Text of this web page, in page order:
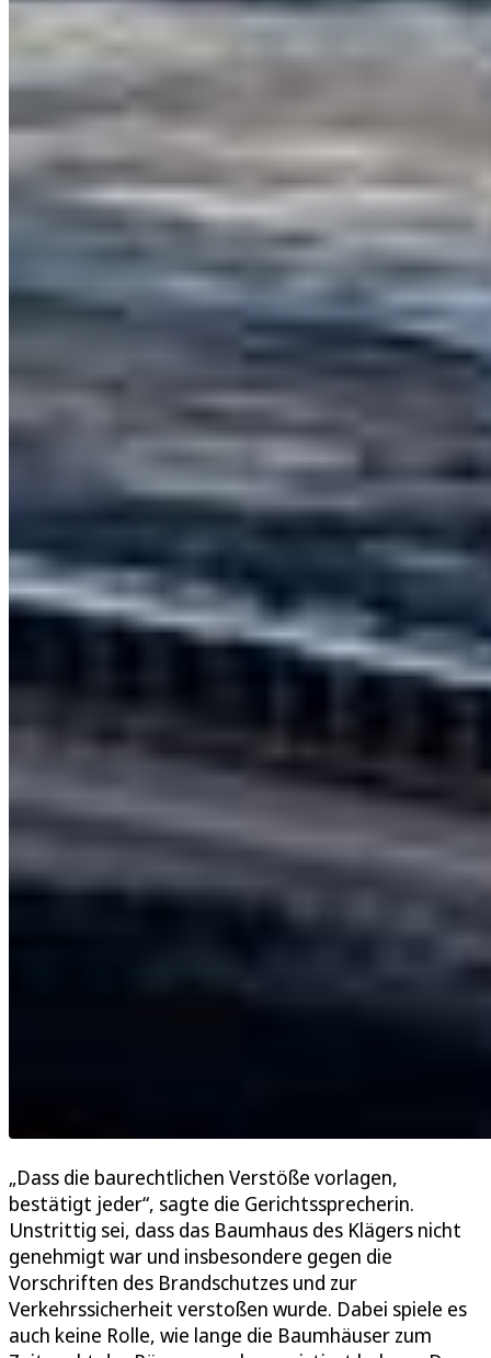
„Dass die baurechtlichen Verstöße vorlagen,
bestätigt jeder“, sagte die Gerichtssprecherin.
Unstrittig sei, dass das Baumhaus des Klägers nicht
genehmigt war und insbesondere gegen die
Vorschriften des Brandschutzes und zur
Verkehrssicherheit verstoßen wurde. Dabei spiele es
auch keine Rolle, wie lange die Baumhäuser zum